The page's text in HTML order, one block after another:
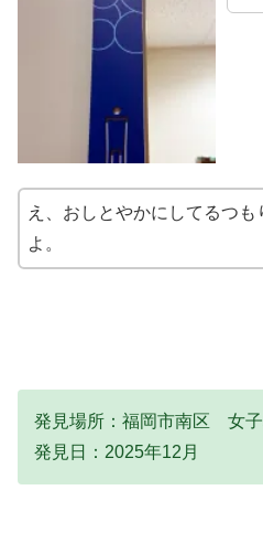
え、おしとやかにしてるつも
よ。
発見場所：福岡市南区 女
発見日：2025年12月